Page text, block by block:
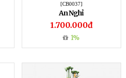
[CB0037]
An Nghỉ
1.700.000đ
1%